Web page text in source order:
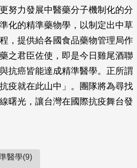
努力發展中醫藥分子機制化的分
化的精準藥物學，以制定出中草
，提供給各國食品藥物管理局作
之君臣佐使，即是今日雞尾酒聯
抗癌皆能達成精準醫學。正所謂
疫就在此山中」。團隊將為尋找
曙光，讓台灣在國際抗疫舞台發
醫學(9)